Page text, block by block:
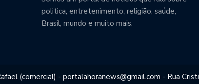
politica, entretenimento, religião, saúde,
Brasil, mundo e muito mais.
(comercial) - portalahoranews@gmail.com - Rua